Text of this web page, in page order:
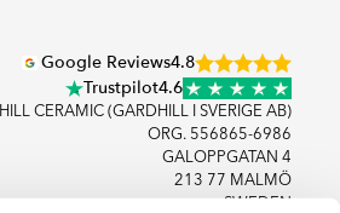
Google Reviews4.8
Trustpilot4.6
HILL CERAMIC (GARDHILL I SVERIGE AB)
ORG. 556865-6986
GALOPPGATAN 4
213 77 MALMÖ
SWEDEN